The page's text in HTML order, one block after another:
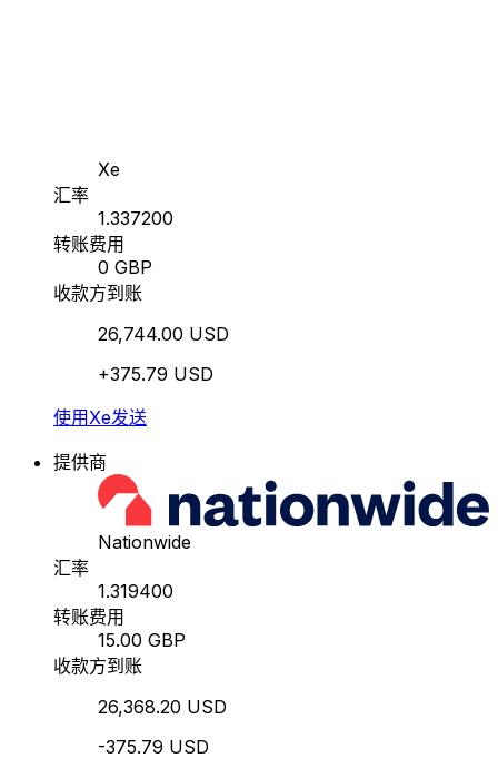
Xe
汇率
1.337200
转账费用
0 GBP
收款方到账
26,744.00 USD
+375.79 USD
使用Xe发送
提供商
Nationwide
汇率
1.319400
转账费用
15.00 GBP
收款方到账
26,368.20 USD
-375.79 USD